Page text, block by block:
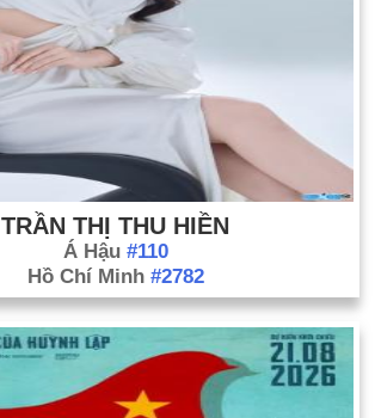
TRẦN THỊ THU HIỀN
Á Hậu #110
Hồ Chí Minh #2782